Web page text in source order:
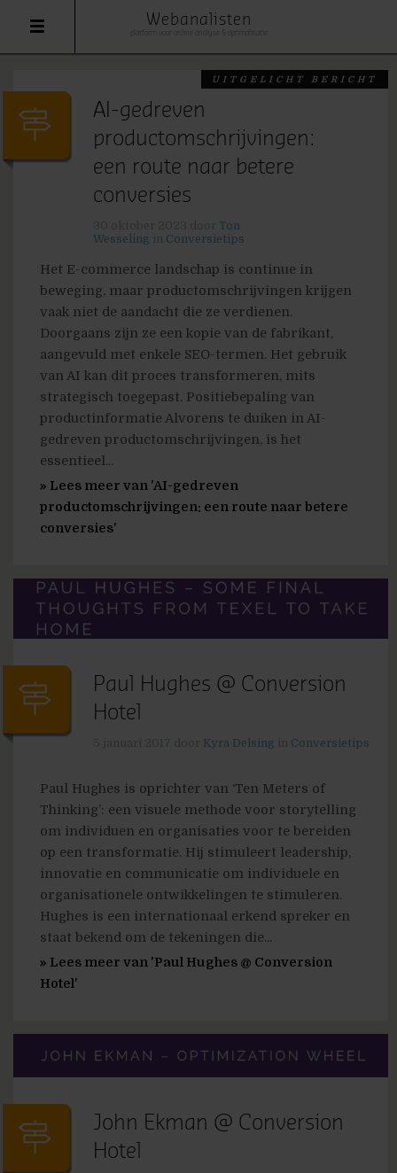
Webanalisten
UITGELICHT BERICHT
AI-gedreven
productomschrijvingen:
een route naar betere
conversies
Ton
Wesseling
Conversietips
Het E-commerce landschap is continue in
beweging, maar productomschrijvingen krijgen
vaak niet de aandacht die ze verdienen.
Doorgaans zijn ze een kopie van de fabrikant,
aangevuld met enkele SEO-termen. Het gebruik
van AI kan dit proces transformeren, mits
strategisch toegepast. Positiebepaling van
productinformatie Alvorens te duiken in AI-
gedreven productomschrijvingen, is het
essentieel...
» Lees meer van 'AI-gedreven
productomschrijvingen: een route naar betere
conversies'
Paul Hughes @ Conversion
Hotel
Kyra Delsing Conversietips
Paul Hughes is oprichter van ‘Ten Meters of
Thinking’: een visuele methode voor storytelling
om individuen en organisaties voor te bereiden
op een transformatie. Hij stimuleert leadership,
innovatie en communicatie om individuele en
organisationele ontwikkelingen te stimuleren.
Hughes is een internationaal erkend spreker en
staat bekend om de tekeningen die...
» Lees meer van 'Paul Hughes @ Conversion
Hotel'
John Ekman @ Conversion
Hotel